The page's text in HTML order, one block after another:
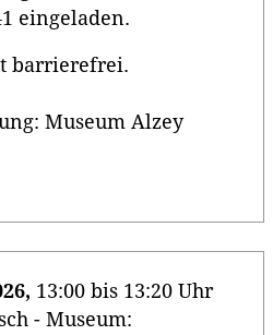
eingeladen.
barrierefrei.
Museum Alzey
13:00 bis 13:20 Uhr
- Museum: